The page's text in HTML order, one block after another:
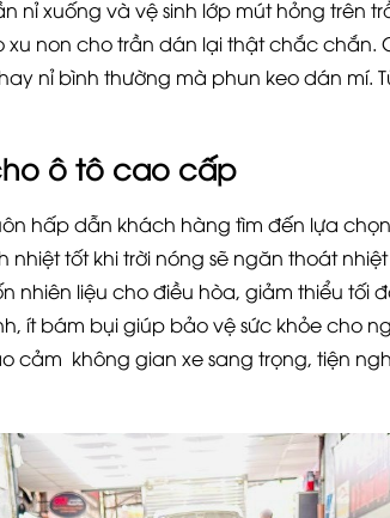
xuống và vệ sinh lớp mút hỏng trên
xu non cho trần dán lại thật chắc chắn.
nỉ bình thường mà phun keo dán mí.
ô tô cao cấp
hấp dẫn khách hàng tìm đến lựa
tốt khi trời nóng sẽ ngăn thoát
nhiên liệu cho điều hòa, giảm thiểu tối
ít bám bụi giúp bảo vệ sức khỏe cho
cảm không gian xe sang trọng, tiện